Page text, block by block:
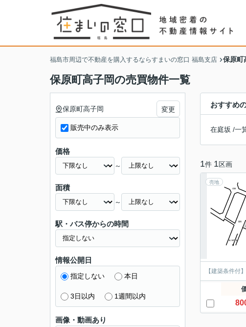
福島市周辺で不動産を購入するならすまいの窓口 福島支店 保原町
保原町高子岡の売買物件一覧
おすすめ
在庭坂 /一
1件 1区画
売地
【建築条件付
保原町高子岡 変更
販売中のみ表示
価格
～
面積
～
駅・バス停からの時間
情報公開日
指定しない 本日
3日以内 1週間以内
画像・動画あり